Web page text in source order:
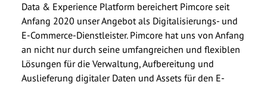
Data & Experience Platform bereichert Pimcore seit
Anfang 2020 unser Angebot als Digitalisierungs- und
E-Commerce-Dienstleister. Pimcore hat uns von Anfang
an nicht nur durch seine umfangreichen und flexiblen
Lösungen für die Verwaltung, Aufbereitung und
Auslieferung digitaler Daten und Assets für den E-